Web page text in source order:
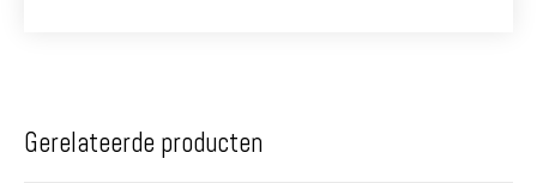
Gerelateerde producten